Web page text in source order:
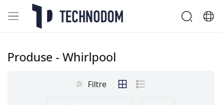
Produse - Whirlpool
Filtre